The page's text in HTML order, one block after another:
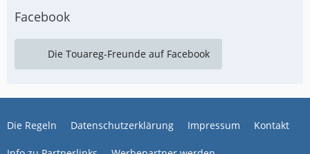
Facebook
Die Touareg-Freunde auf Facebook
Die Regeln Datenschutzerklärung Impressum Kontakt